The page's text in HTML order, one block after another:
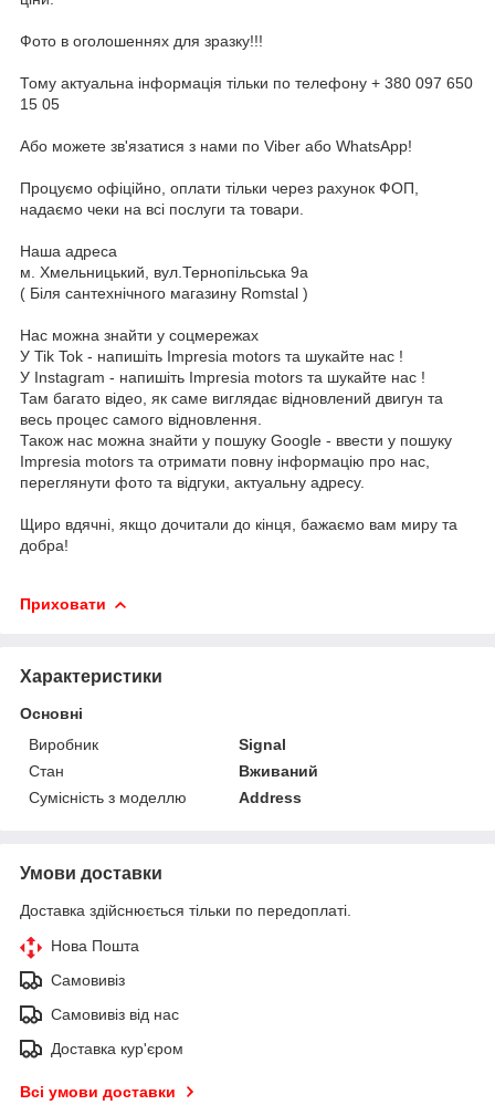
Фото в оголошеннях для зразку!!!
Тому актуальна інформація тільки по телефону + 380 097 650
15 05
Або можете зв'язатися з нами по Viber або WhatsApp!
Процуємо офіційно, оплати тільки через рахунок ФОП,
надаємо чеки на всі послуги та товари.
Наша адреса
м. Хмельницький, вул.Тернопільська 9а
( Біля сантехнічного магазину Romstal )
Нас можна знайти у соцмережах
У Tik Tok - напишіть Impresia motors та шукайте нас !
У Instagram - напишіть Impresia motors та шукайте нас !
Там багато відео, як саме виглядає відновлений двигун та
весь процес самого відновлення.
Також нас можна знайти у пошуку Google - ввести у пошуку
Impresia motors та отримати повну інформацію про нас,
переглянути фото та відгуки, актуальну адресу.
Щиро вдячні, якщо дочитали до кінця, бажаємо вам миру та
добра!
Приховати
Характеристики
Основні
Виробник
Signal
Стан
Вживаний
Сумісність з моделлю
Address
Умови доставки
Доставка здійснюється тільки по передоплаті.
Нова Пошта
Самовивіз
Самовивіз від нас
Доставка кур'єром
Всі умови доставки